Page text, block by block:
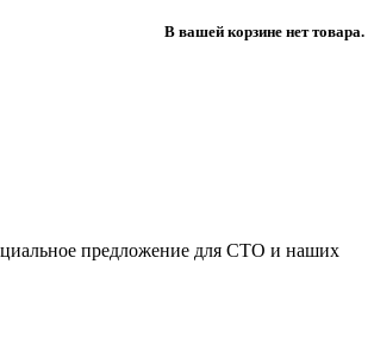
В вашей корзине нет товара.
предложение для СТО и наших